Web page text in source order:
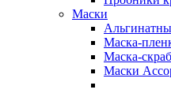
Маски
Маска-
Маска-скраб
Маски